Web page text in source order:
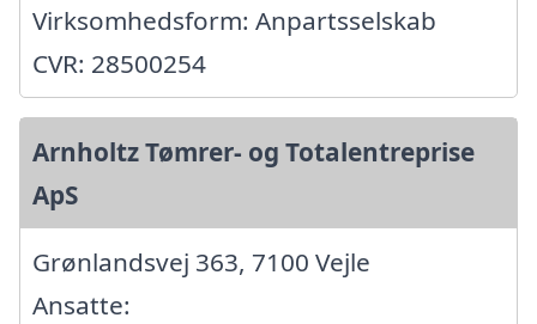
Virksomhedsform: Anpartsselskab
CVR: 28500254
Arnholtz Tømrer- og Totalentreprise
ApS
Grønlandsvej 363, 7100 Vejle
Ansatte: